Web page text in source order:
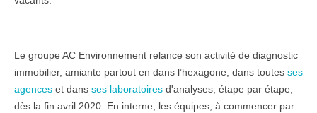
Le groupe AC Environnement relance son activité de diagnostic
immobilier, amiante partout en dans l’hexagone , dans toutes ses
agences et dans ses laboratoires d'analyses, étape par étape
dès la fin avril 2020. En interne, les équipes , à commencer par